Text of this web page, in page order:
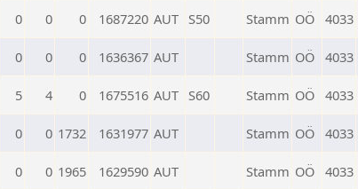
0 0 0 1687220 AUT S50 Stamm OÖ 4033
0 0 0 1636367 AUT Stamm OÖ 4033
5 4 0 1675516 AUT S60 Stamm OÖ 4033
0 0 1732 1631977 AUT Stamm OÖ 4033
0 0 1965 1629590 AUT Stamm OÖ 4033